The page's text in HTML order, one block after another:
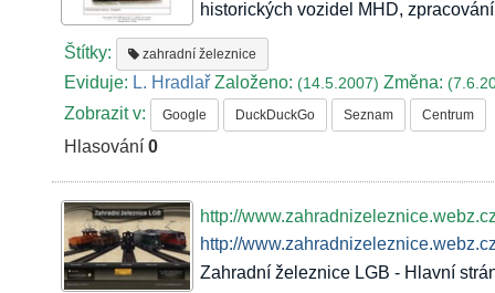
historických vozidel MHD,
Štítky: zahradní železnice
Eviduje: L. Hradlař Založeno:(14.5.2007)Změna:
Zobrazit v: Google DuckDuckGo Seznam Centrum
Hlasování0
http://www.zahradnizeleznice.webz.cz
http://
Zahradní železnice LGB - Hlavní